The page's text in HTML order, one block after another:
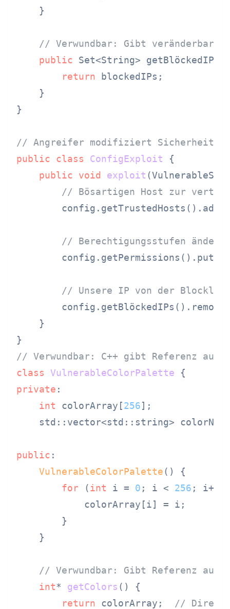
    }
// Verwundbar: Gibt veränderbare
public Set<String>
return blockedIPs;
    }
}
// Angreifer modifiziert
public
class ConfigExploit {
public
void exploit
// Bösartigen Host zur
        config.getTrustedHosts().add(
// Berechtigungsstufen ändern
        config.getPermissions().put(
// Unsere IP von der
    }
// Verwundbar: C++ gibt Referenz auf
class
VulnerableColorPalette
private :
int colorArray[256];
std::vector<std::string>
public :
VulnerableColorPalette() {
for (int i = 0 ; i < 256 ; i++)
            colorArray[i] = i;
        }
    }
// Verwundbar: Gibt Referenz auf
int* getColors ()
{
return colorArray; //